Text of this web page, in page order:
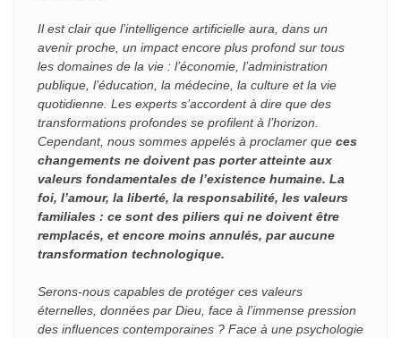
Il est clair que l’intelligence artificielle aura, dans un
avenir proche, un impact encore plus profond sur tous
les domaines de la vie : l’économie, l’administration
publique, l’éducation, la médecine, la culture et la vie
quotidienne. Les experts s’accordent à dire que des
transformations profondes se profilent à l’horizon.
Cependant, nous sommes appelés à proclamer que ces
changements ne doivent pas porter atteinte aux
valeurs fondamentales de l’existence humaine. La
foi, l’amour, la liberté, la responsabilité, les valeurs
familiales : ce sont des piliers qui ne doivent être
remplacés, et encore moins annulés, par aucune
transformation technologique.
Serons-nous capables de protéger ces valeurs
éternelles, données par Dieu, face à l’immense pression
des influences contemporaines ? Face à une psychologie